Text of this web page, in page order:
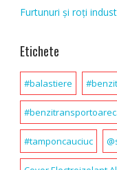
Furtunuri și roți
Etichete
#balastiere
#tamponcauciuc